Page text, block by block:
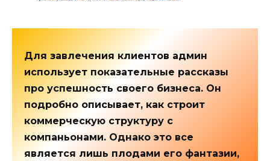
Для завлечения клиентов админ
использует показательные рассказы
про успешность своего бизнеса. Он
подробно описывает, как строит
коммерческую структуру с
компаньонами. Однако это все
является лишь плодами его фантазии,